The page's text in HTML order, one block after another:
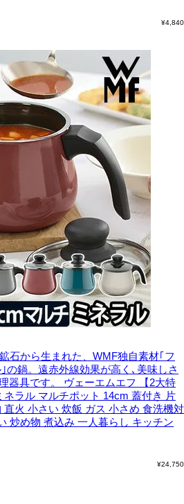
¥4,840
石から生まれた、WMF独自素材｢フ
の鍋。遠赤外線効果が高く､美味しさ
器具です。
ヴェーエムエフ 【2大特
ラル マルチポット 14cm 蓋付き 片
火 小さい 炊飯 ガス 小さめ 食洗機対
炒め物 煮込み 一人暮らし キッチン
¥24,750